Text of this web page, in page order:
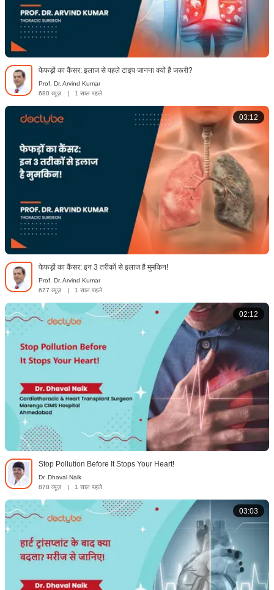
फेफड़ों का कैंसर: इलाज से पहले टाइप जानना क्यों है जरूरी?
Prof. Dr. Arvind Kumar
680 व्यूज़
1 साल पहले
03:12
फेफड़ों का कैंसर: इन 3 तरीकों से इलाज है मुमकिन!
Prof. Dr. Arvind Kumar
677 व्यूज़
1 साल पहले
02:12
Stop Pollution Before It Stops Your Heart!
Dr. Dhaval Naik
878 व्यूज़
| 1 साल पहले
03:03